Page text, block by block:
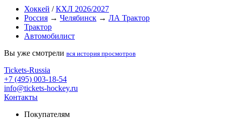
Хоккей /КХЛ 2026/2027
Россия → Челябинск → ЛА Трактор
Трактор
Автомобилист
Вы уже смотрели вся история просмотров
Tickets-Russia
+7 (495) 003-18-54
info@tickets-hockey.ru
Контакты
Покупателям